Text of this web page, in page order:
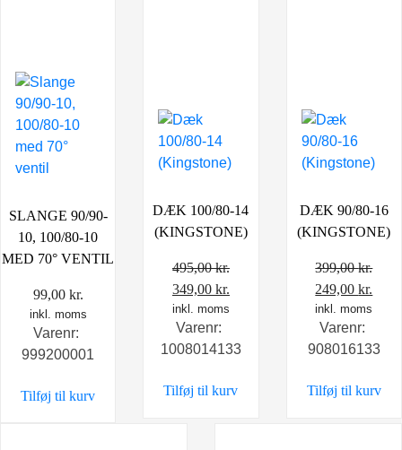
SLANGE 90/90-
10, 100/80-10
MED 70° VENTIL
99,00 kr.
inkl. moms
Varenr:
999200001
Tilføj til kurv
DÆK 100/80-14
(KINGSTONE)
495,00kr.
Den
oprindelige
pris
var:
349,00 kr.
aktuelle
er:
inkl. moms
Varenr:
1008014133
Tilføj til kurv
DÆK 90/80-16
(KINGSTONE)
399,00kr.
Den
oprindelige
pris
var:
249,00kr.
er:
inkl. moms
Varenr:
908016133
Tilføj til kurv